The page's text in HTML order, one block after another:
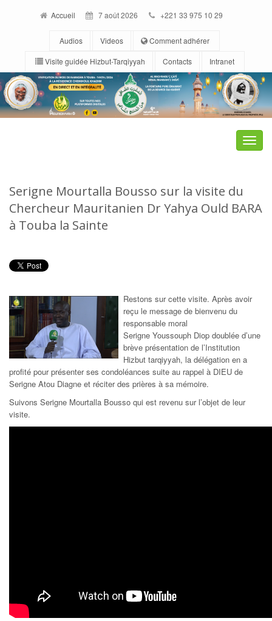
Accueil 7 août 2026 +221 33 975 10 29
Audios Videos
Comment adhérer
Visite guidée Hizbut-Tarqiyyah
Contacts Intranet
Toggle
Serigne Mourtalla Bousso sur la visite du
Chercheur Mauritanien Dr Yahya Ould BARA
à Touba la Sainte
Restons sur cette visite. Après avoir
reçu le message de bienvenu du
responsable moral
Serigne Youssouph Diop doublée d’une
brève présentation de l’Institution
Hizbut tarqiyyah, la délégation en a
profité pour présenter ses condoléances suite au rappel à DIEU de
Serigne Atou Diagne et réciter des prières à sa mémoire.
Suivons Serigne Mourtalla Bousso qui est revenu sur l’objet de leur
visite.